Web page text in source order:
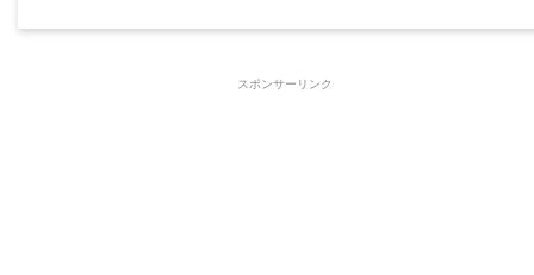
スポンサーリンク